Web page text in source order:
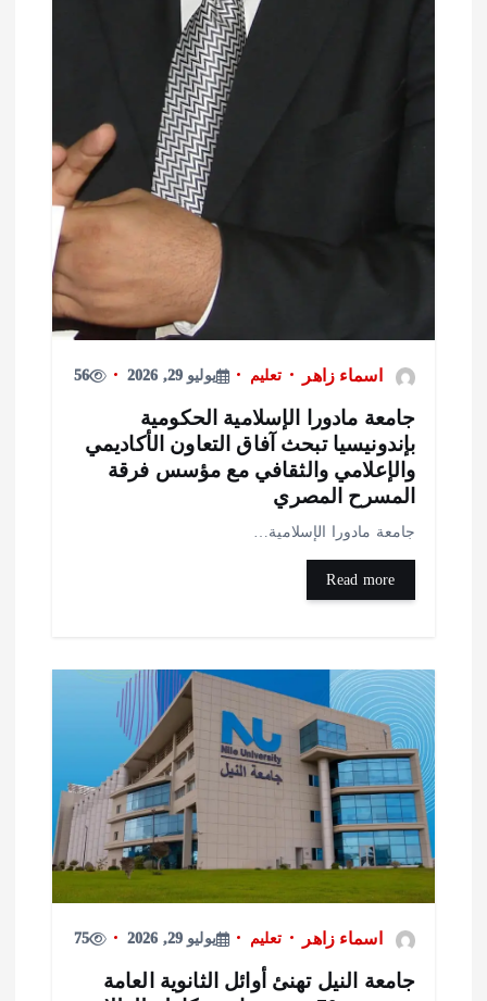
اسماء زاهر تعليم يوليو 29, 2026 56
مادورا الإسلامية الحكومية
تبحث آفاق التعاون الأكاديمي
والثقافي مع مؤسس فرقة
المصري
مادورا الإسلامية…
اسماء زاهر تعليم يوليو 29, 2026 75
النيل تهنئ أوائل الثانوية العامة